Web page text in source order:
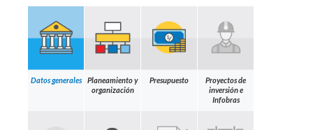
Datos generales
Planeamiento y
organización
Presupuesto
Proyectos de
inversión e
Infobras